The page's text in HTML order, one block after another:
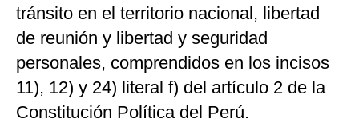
tránsito en el territorio nacional, libertad
de reunión y libertad y seguridad
personales, comprendidos en los incisos
11), 12) y 24) literal f) del artículo 2 de la
Constitución Política del Perú.